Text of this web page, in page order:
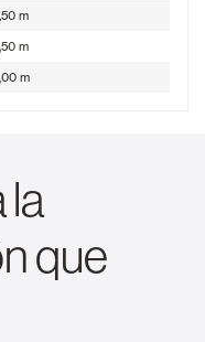
m
m
m
la
que